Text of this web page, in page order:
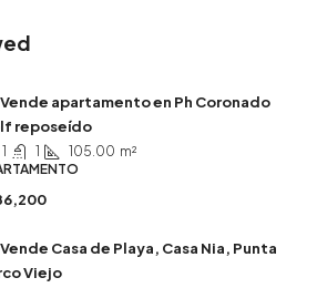
apartamento en Ph Coronado
reposeído
1 1 105.00 m²
Casa de Playa, Casa Nia, Punta
Viejo